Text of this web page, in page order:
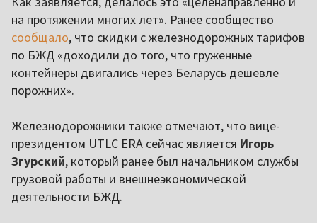
на протяжении многих лет». Ранее сообщество
сообщало, что скидки с железнодорожных тарифов
по БЖД «доходили до того, что груженные
контейнеры двигались через Беларусь дешевле
порожних».
Железнодорожники также отмечают, что вице-
президентом UTLC ERA сейчас является Игорь
Згурский, который ранее был начальником службы
грузовой работы и внешнеэкономической
деятельности БЖД.